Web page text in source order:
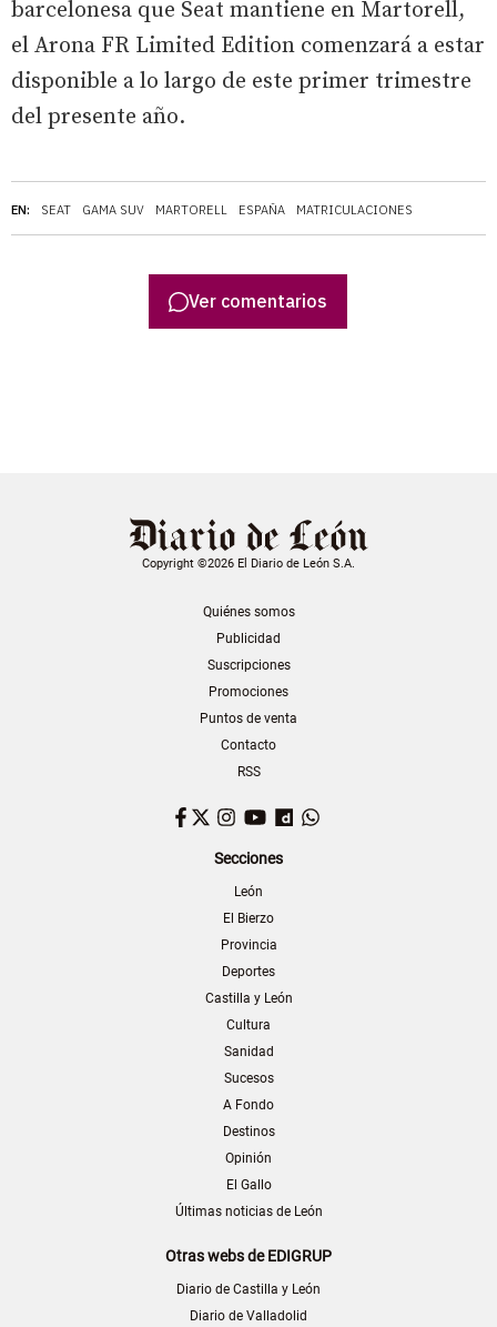
EN: SEAT GAMA SUV MARTORELL ESPAÑA MATRICULACIONES
barcelonesa que Seat mantiene en Martorell,
el Arona FR Limited Edition comenzará a estar
disponible a lo largo de este primer trimestre
del presente año.
Ver comentarios
Copyright ©2026 El Diario de León S.A.
Quiénes somos
Publicidad
Suscripciones
Promociones
Puntos de venta
Contacto
RSS
Facebook
TwitterInstagram
YouTubeDailymotion
Secciones
León
El Bierzo
Provincia
Deportes
Castilla y León
Cultura
Sanidad
Sucesos
A Fondo
Destinos
Opinión
El Gallo
Últimas noticias de León
Otras webs de EDIGRUP
Diario de Castilla y León
Diario de Valladolid